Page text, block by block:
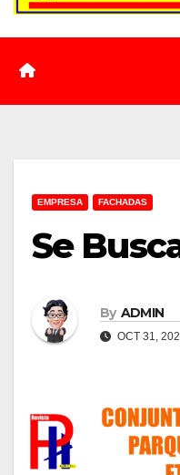
EMPRESA FACHADAS
Se
By ADMIN
OCT 31,